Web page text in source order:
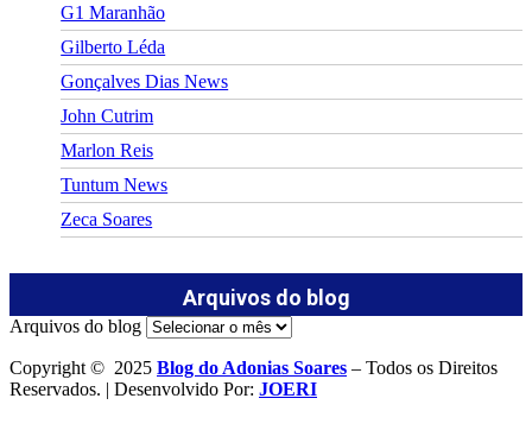
G1 Maranhão
Gilberto Léda
Gonçalves Dias News
John Cutrim
Marlon Reis
Tuntum News
Zeca Soares
Arquivos do blog
Arquivos do blog
Copyright © 2025 Blog do Adonias Soares – Todos os Direitos
Reservados. | Desenvolvido Por: JOERI